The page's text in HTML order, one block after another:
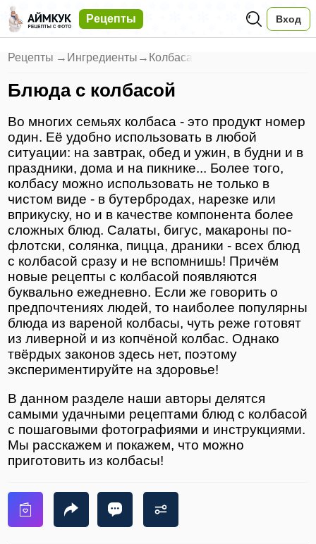
Рецепты Вход
Рецепты → Ингредиенты → Колбаса
Блюда с колбасой
Во многих семьях колбаса - это продукт номер
один. Её удобно использовать в любой
ситуации: на завтрак, обед и ужин, в будни и в
праздники, дома и на пикнике... Более того,
колбасу можно использовать не только в
чистом виде - в бутербродах, нарезке или
вприкуску, но и в качестве компонента более
сложных блюд. Салаты, бигус, макароны по-
флотски, солянка, пицца, драники - всех блюд
с колбасой сразу и не вспомнишь! Причём
новые рецепты с колбасой появляются
буквально ежедневно. Если же говорить о
предпочтениях людей, то наиболее популярны
блюда из вареной колбасы, чуть реже готовят
из ливерной и из копчёной колбас. Однако
твёрдых законов здесь нет, поэтому
экспериментируйте на здоровье!
В данном разделе наши авторы делятся
самыми удачными рецептами блюд с колбасой
с пошаговыми фотографиями и инструкциями.
Мы расскажем и покажем, что можно
приготовить из колбасы!